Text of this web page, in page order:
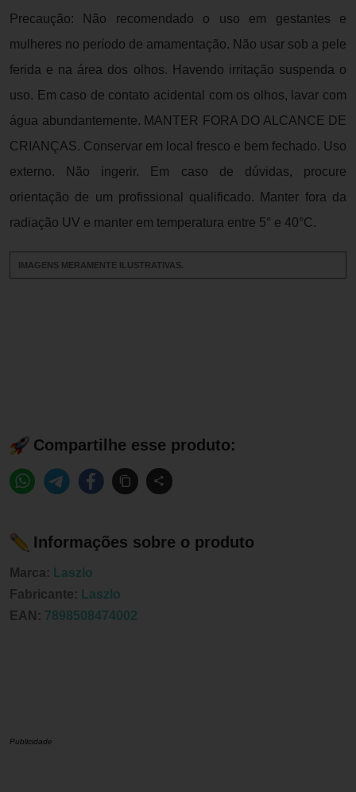
Precaução: Não recomendado o uso em gestantes e
mulheres no período de amamentação. Não usar sob a pele
ferida e na área dos olhos. Havendo irritação suspenda o
uso. Em caso de contato acidental com os olhos, lavar com
água abundantemente. MANTER FORA DO ALCANCE DE
CRIANÇAS. Conservar em local fresco e bem fechado. Uso
externo. Não ingerir. Em caso de dúvidas, procure
orientação de um profissional qualificado. Manter fora da
radiação UV e manter em temperatura entre 5° e 40°C.
IMAGENS MERAMENTE ILUSTRATIVAS.
Compartilhe esse produto:
Informações sobre o produto
Marca: Laszlo
Fabricante: Laszlo
EAN: 7898508474002
Publicidade